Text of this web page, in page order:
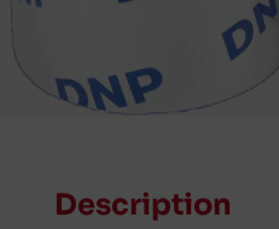
Description